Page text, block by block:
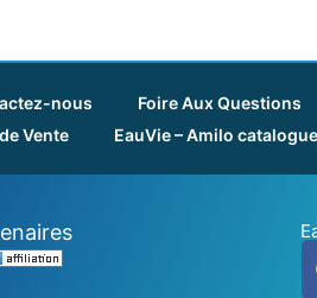
nous Foire Aux Questions
Vente EauVie – Amilo